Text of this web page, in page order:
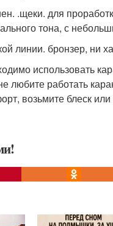
.щеки. для
тона, с
линии. бронзер, ни
использовать
любите работать
возьмите блеск